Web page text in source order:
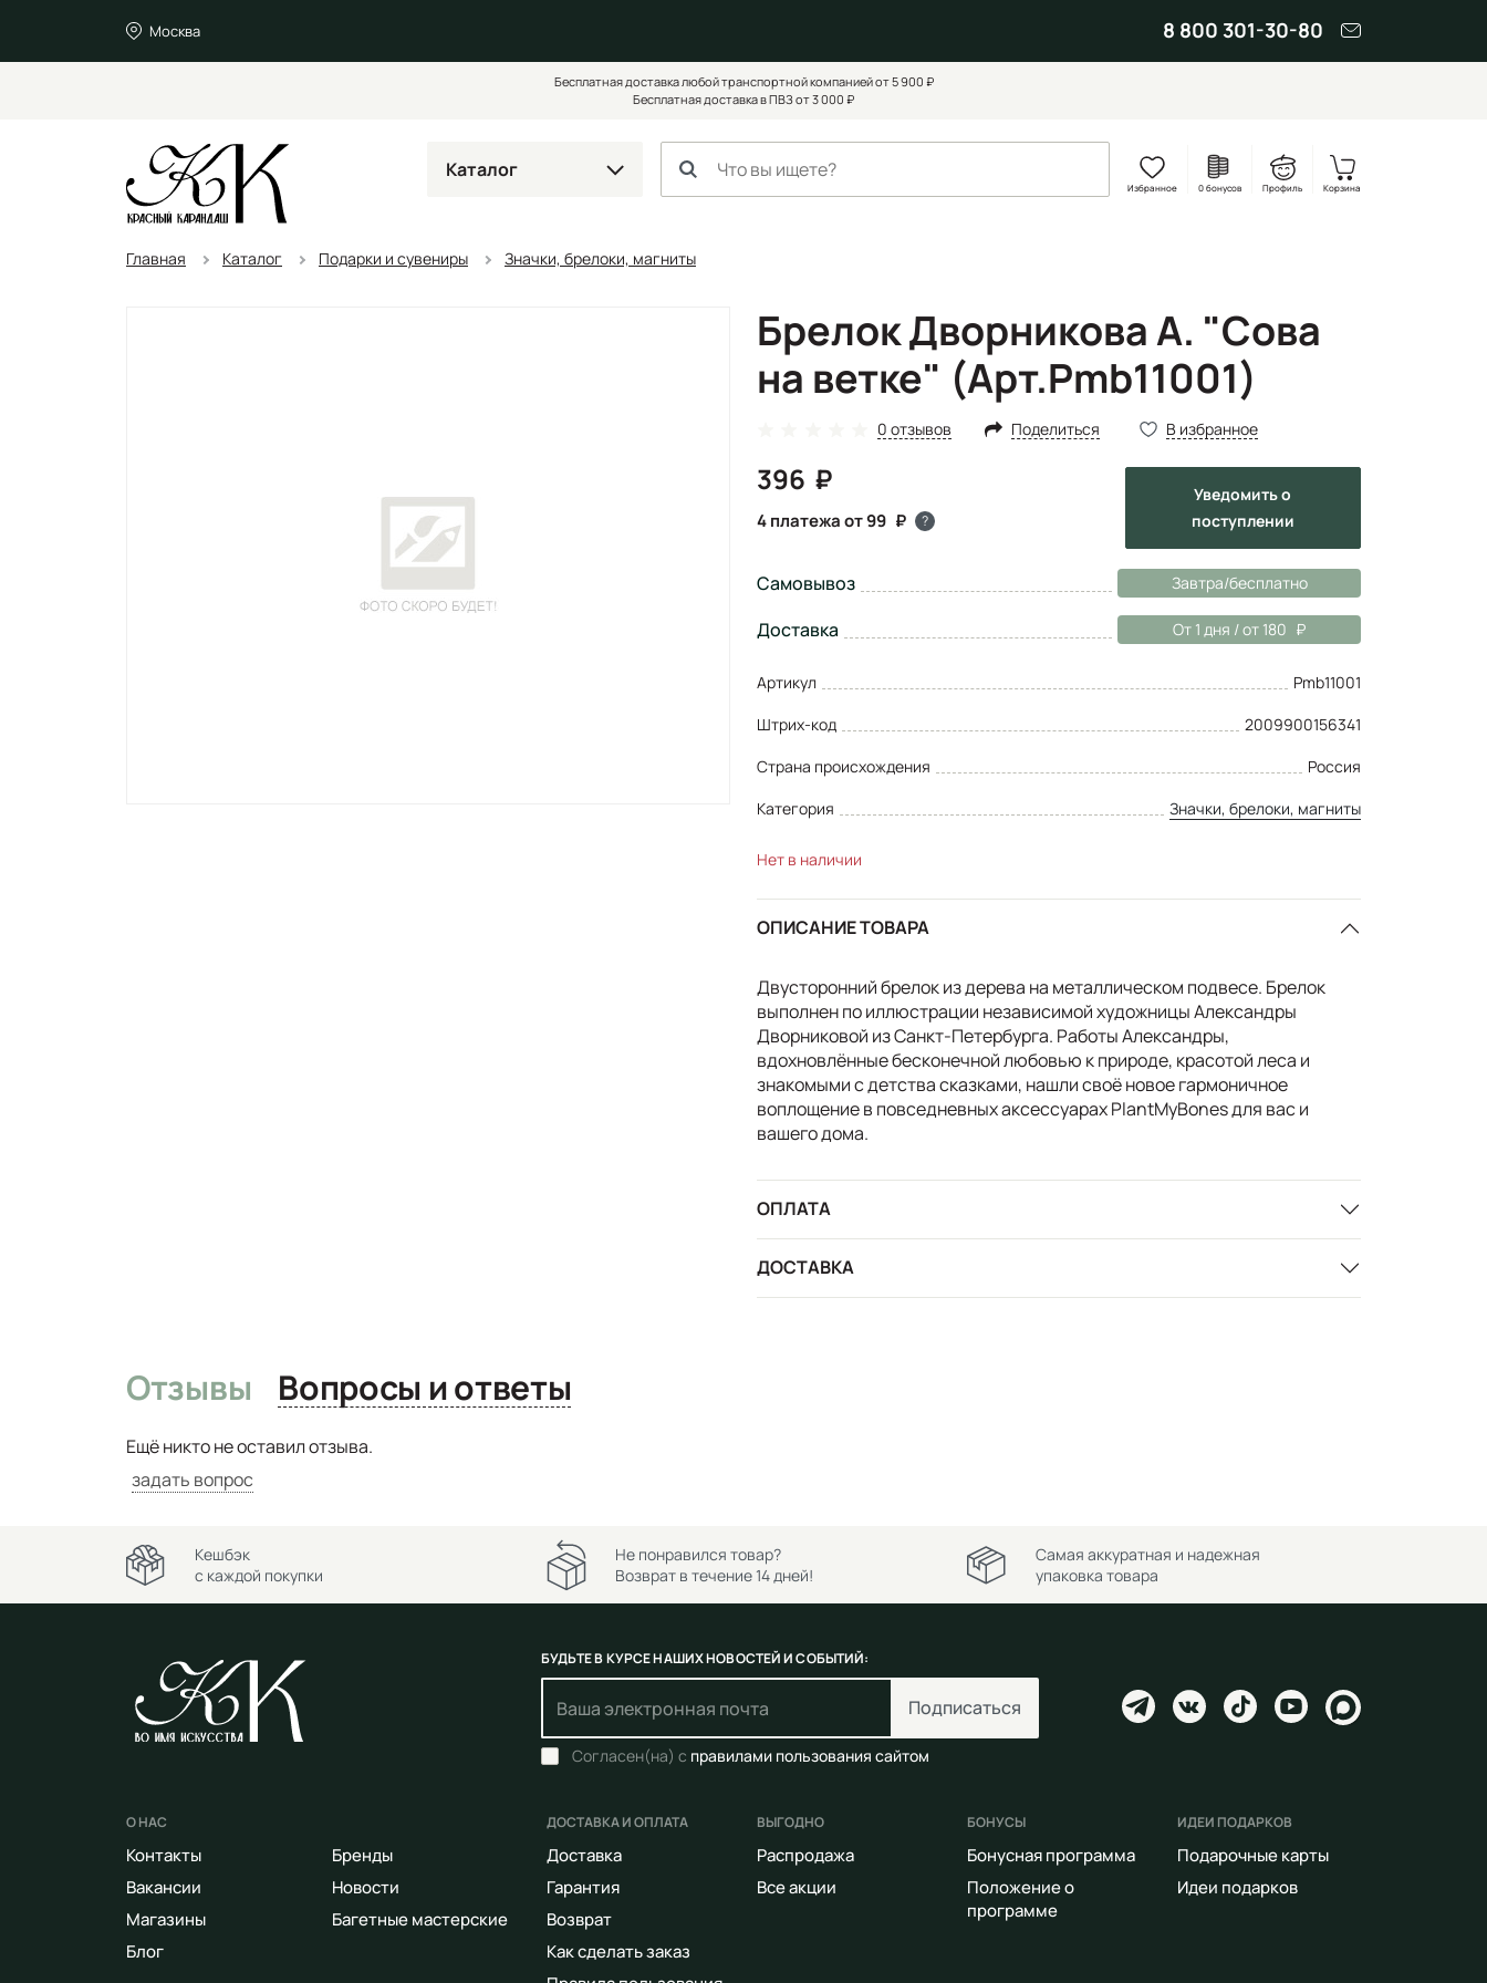
Москва 8 800 301-30-80
Бесплатная доставка любой транспортной компанией от 5 900 ₽
Бесплатная доставка в ПВЗ от 3 000 ₽
Каталог
Избранное 0 бонусов Профиль Корзина
Главная Каталог Подарки и сувениры Значки, брелоки, магниты
Брелок Дворникова А. "Сова
на ветке" (Арт.Pmb11001)
0 отзывов Поделиться В избранное
396
4 платежа от 99 ?
Уведомитьо
поступлении
Самовывоз Завтра/бесплатно
Доставка От 1 дня / от 180
Артикул
Pmb11001
Штрих-код
2009900156341
Страна происхождения
Россия
Категория
Значки, брелоки, магниты
Нет в наличии
ОПИСАНИЕ ТОВАРА
Двусторонний брелок из дерева на металлическом подвесе. Брелок
выполнен по иллюстрации независимой художницы Александры
Дворниковой из Санкт-Петербурга. Работы Александры,
вдохновлённые бесконечной любовью к природе, красотой леса и
знакомыми с детства сказками, нашли своё новое гармоничное
воплощение в повседневных аксессуарах PlantMyBones для вас и
вашего дома.
ОПЛАТА
ДОСТАВКА
Отзывы Вопросы и ответы
Ещё никто не оставил отзыва.
задать вопрос
Кешбэк
с каждой покупки
Не понравился товар?
Возврат в течение 14 дней!
Самая аккуратная и надежная
упаковка товара
БУДЬТЕ В КУРСЕ НАШИХ НОВОСТЕЙ И СОБЫТИЙ:
Подписаться
Согласен(на) с правилами пользования сайтом
О НАС
Контакты
Вакансии
Магазины
Блог
Бренды
Новости
Багетные мастерские
ДОСТАВКА И ОПЛАТА
Доставка
Гарантия
Возврат
Как сделать заказ
ВЫГОДНО
Распродажа
Все акции
БОНУСЫ
Бонусная программа
Положение о
программе
ИДЕИ ПОДАРКОВ
Подарочные карты
Идеи подарков